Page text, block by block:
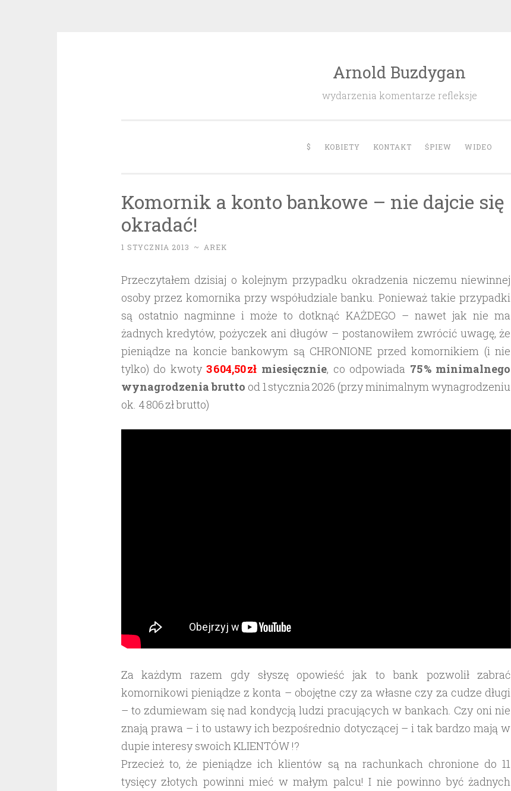
Arnold Buzdygan
wydarzenia komentarze refleksje
$ KOBIETY KONTAKT ŚPIEW WIDEO
Komornik a konto bankowe – nie dajcie się
okradać!
1 STYCZNIA 2013 ~ AREK
Przeczytałem dzisiaj o kolejnym przypadku okradzenia niczemu niewinnej
osoby przez komornika przy współudziale banku. Ponieważ takie przypadki
są ostatnio nagminne i może to dotknąć KAŻDEGO – nawet jak nie ma
żadnych kredytów, pożyczek ani długów – postanowiłem zwrócić uwagę, że
pieniądze na koncie bankowym są CHRONIONE przed komornikiem (i nie
tylko) do kwoty3 604,50 zł miesięcznie, co odpowiada 75 % minimalnego
wynagrodzenia brutto od 1 stycznia 2026 (przy minimalnym wynagrodzeniu
ok. 4 806 zł brutto)
Za każdym razem gdy słyszę opowieść jak to bank pozwolił zabrać
komornikowi pieniądze z konta – obojętne czy za własne czy za cudze długi
– to zdumiewam się nad kondycją ludzi pracujących w bankach. Czy oni nie
znają prawa – i to ustawy ich bezpośrednio dotyczącej – i tak bardzo mają w
dupie interesy swoich KLIENTÓW !?
Przecież to, że pieniądze ich klientów są na rachunkach chronione do 11
tysięcy złotych powinni mieć w małym palcu! I nie powinno być żadnych